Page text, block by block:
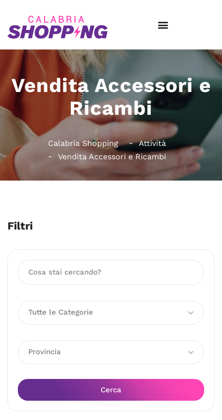
Vendita Accessori e
Ricambi
Calabria Shopping
Attività
Vendita Accessori e Ricambi
Filtri
Tutte le Categorie
Provincia
Cerca